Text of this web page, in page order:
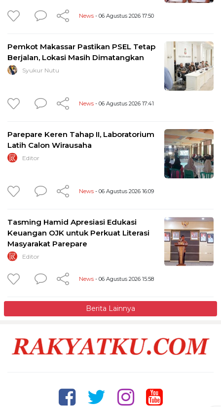
News - 06 Agustus 2026 17:50
Pemkot Makassar Pastikan PSEL Tetap
Berjalan, Lokasi Masih Dimatangkan
Syukur Nutu
News - 06 Agustus 2026 17:41
Parepare Keren Tahap II, Laboratorium
Latih Calon Wirausaha
Editor
News - 06 Agustus 2026 16:09
Tasming Hamid Apresiasi Edukasi
Keuangan OJK untuk Perkuat Literasi
Masyarakat Parepare
Editor
News - 06 Agustus 2026 15:58
Berita Lainnya